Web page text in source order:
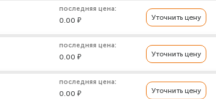
последняя цена:
0.00 ₽ Уточнить цену
последняя цена:
0.00 ₽ Уточнить цену
последняя цена:
0.00 ₽ Уточнить цену